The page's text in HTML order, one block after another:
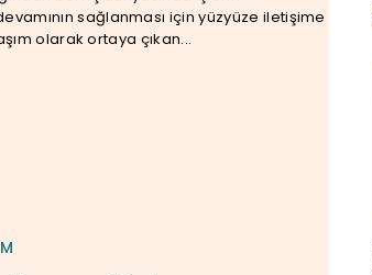
sağlanması için yüzyüze iletişime
olarak ortaya çıkan...